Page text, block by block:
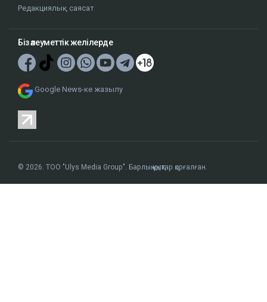
Редакциялық саясат
Біз әлеуметтік желілерде
Google News-ке жазылу
© 2026. ТОО "Ulys Media Group". Барлық құқықтар қорғалған.